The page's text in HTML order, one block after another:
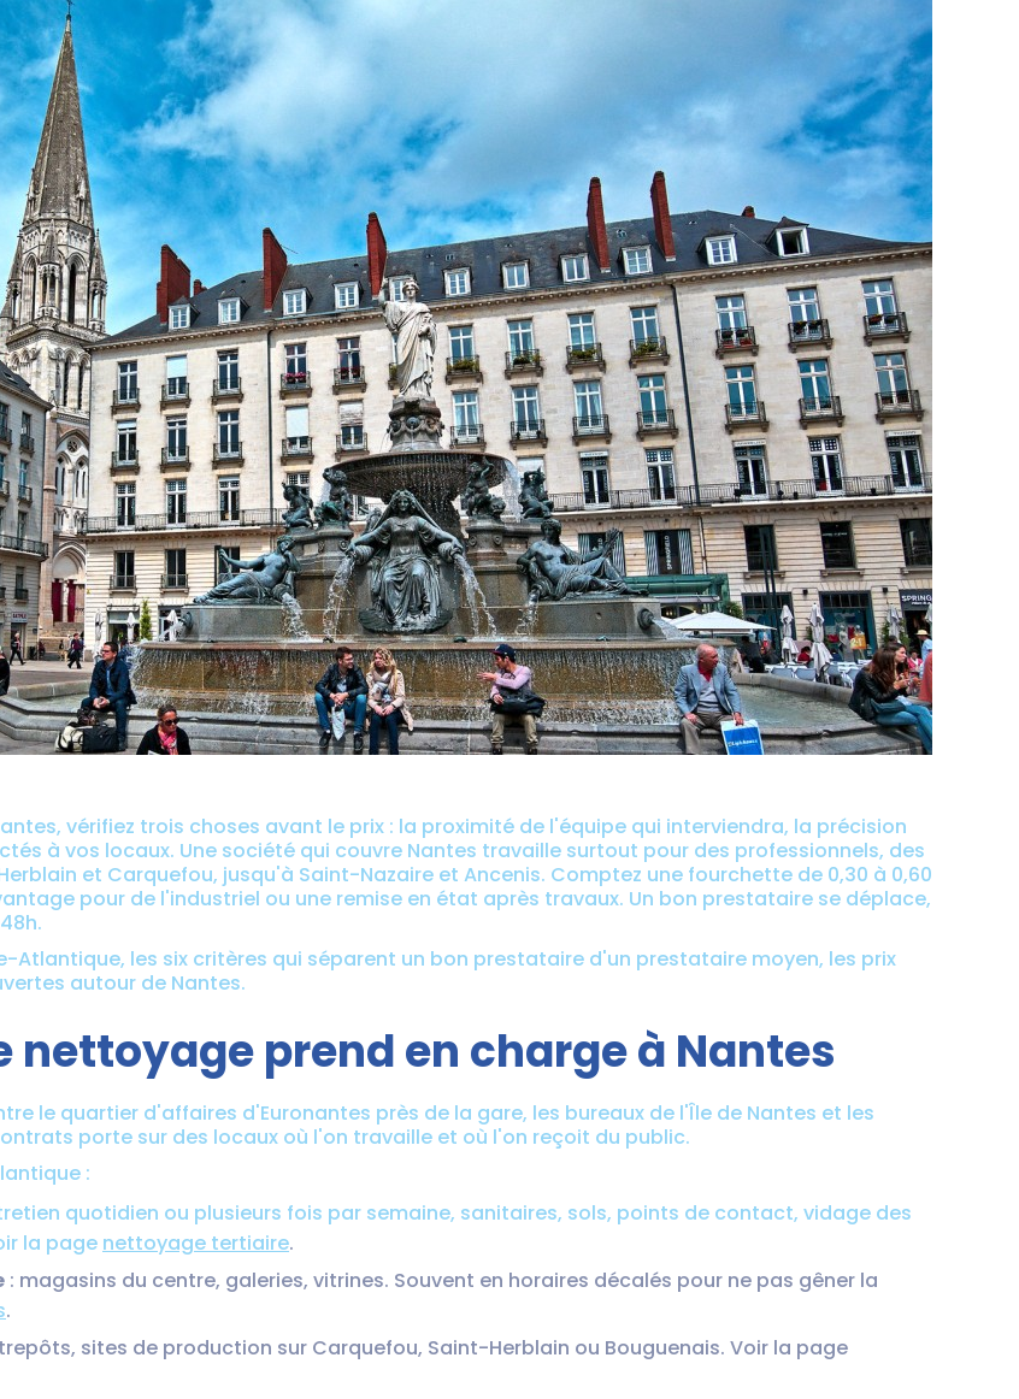
vérifiez trois choses avant le prix : la proximité de l'équipe qui interviendra, la précision
à vos locaux. Une société qui couvre Nantes travaille surtout pour des professionnels, des
et Carquefou, jusqu'à Saint-Nazaire et Ancenis. Comptez une fourchette de 0,30 à 0,60
pour de l'industriel ou une remise en état après travaux. Un bon prestataire se déplace,
Atlantique, les six critères qui séparent un bon prestataire d'un prestataire moyen, les prix
autour de Nantes.
nettoyage prend en charge à Nantes
le quartier d'affaires d'Euronantes près de la gare, les bureaux de l'Île de Nantes et les
porte sur des locaux où l'on travaille et où l'on reçoit du public.
:
quotidien ou plusieurs fois par semaine, sanitaires, sols, points de contact, vidage des
la page nettoyage tertiaire.
: magasins du centre, galeries, vitrines. Souvent en horaires décalés pour ne pas gêner la
.
sites de production sur Carquefou, Saint-Herblain ou Bouguenais. Voir la page